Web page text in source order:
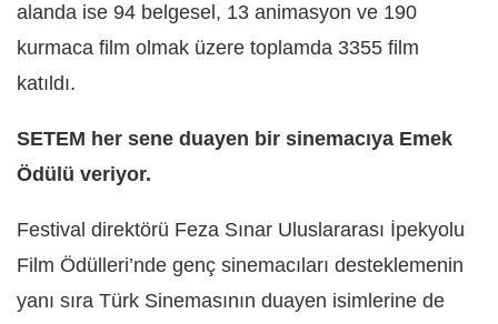
alanda ise 94 belgesel, 13 animasyon ve 190
kurmaca film olmak üzere toplamda 3355 film
katıldı.
SETEM her sene duayen bir sinemacıya Emek
Ödülü veriyor.
Festival direktörü Feza Sınar Uluslararası İpekyolu
Film Ödülleri’nde genç sinemacıları desteklemenin
yanı sıra Türk Sinemasının duayen isimlerine de